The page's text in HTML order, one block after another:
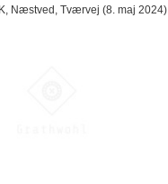
Næstved, Tværvej (8. maj 2024)